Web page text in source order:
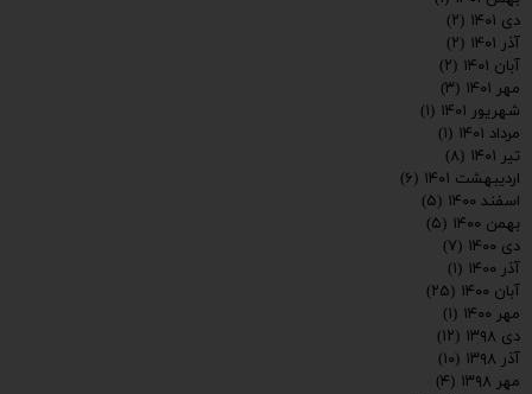
دی ۱۴۰۱
(۲)
آذر ۱۴۰۱
(۲)
آبان ۱۴۰۱
(۲)
مهر ۱۴۰۱
(۳)
شهریور ۱۴۰۱
(۱)
مرداد ۱۴۰۱
(۱)
تیر ۱۴۰۱
(۸)
اردیبهشت ۱۴۰۱
(۶)
اسفند ۱۴۰۰
(۵)
بهمن ۱۴۰۰
(۵)
دی ۱۴۰۰
(۷)
آذر ۱۴۰۰
(۱)
آبان ۱۴۰۰
(۲۵)
مهر ۱۴۰۰
(۱)
دی ۱۳۹۸
(۱۲)
آذر ۱۳۹۸
(۱۰)
مهر ۱۳۹۸
(۴)